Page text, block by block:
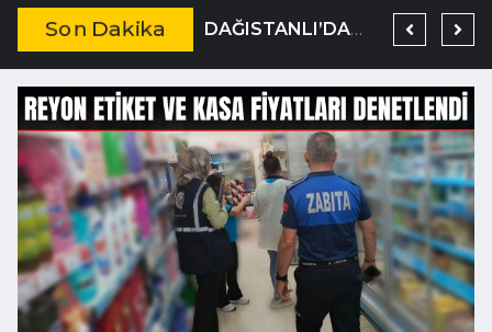
Son Dakika DAĞISTANLI’DAN, ÖZLÜ’NÜN OTOGAR KARARINA SERT TEPKİ